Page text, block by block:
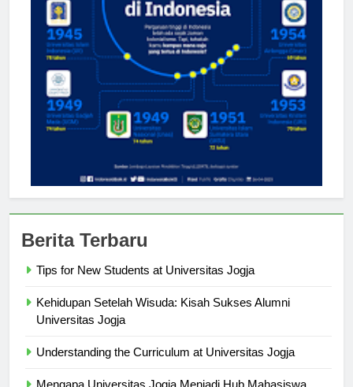
Kehidupan Setelah Wisuda: Kisah Sukses Alumni